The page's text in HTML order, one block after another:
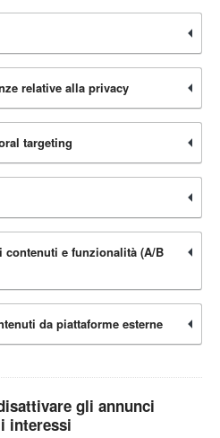
relative alla privacy
targeting
contenuti e funzionalità (A/B
da piattaforme esterne
gli annunci
interessi